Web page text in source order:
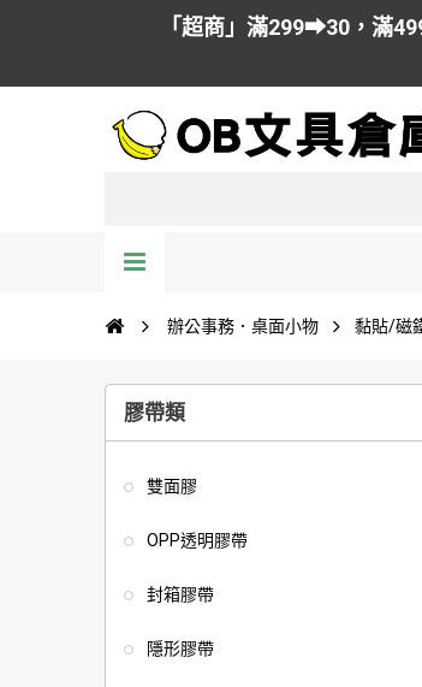
「超商」滿299➡30，滿
辦公事務．桌面小物 黏貼/磁
膠帶類
雙面膠
OPP透明膠帶
封箱膠帶
隱形膠帶